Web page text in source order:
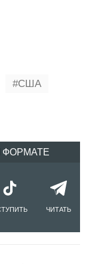
США
ФОРМАТЕ
ЧИТАТЬ